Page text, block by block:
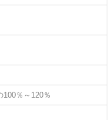
％～120％